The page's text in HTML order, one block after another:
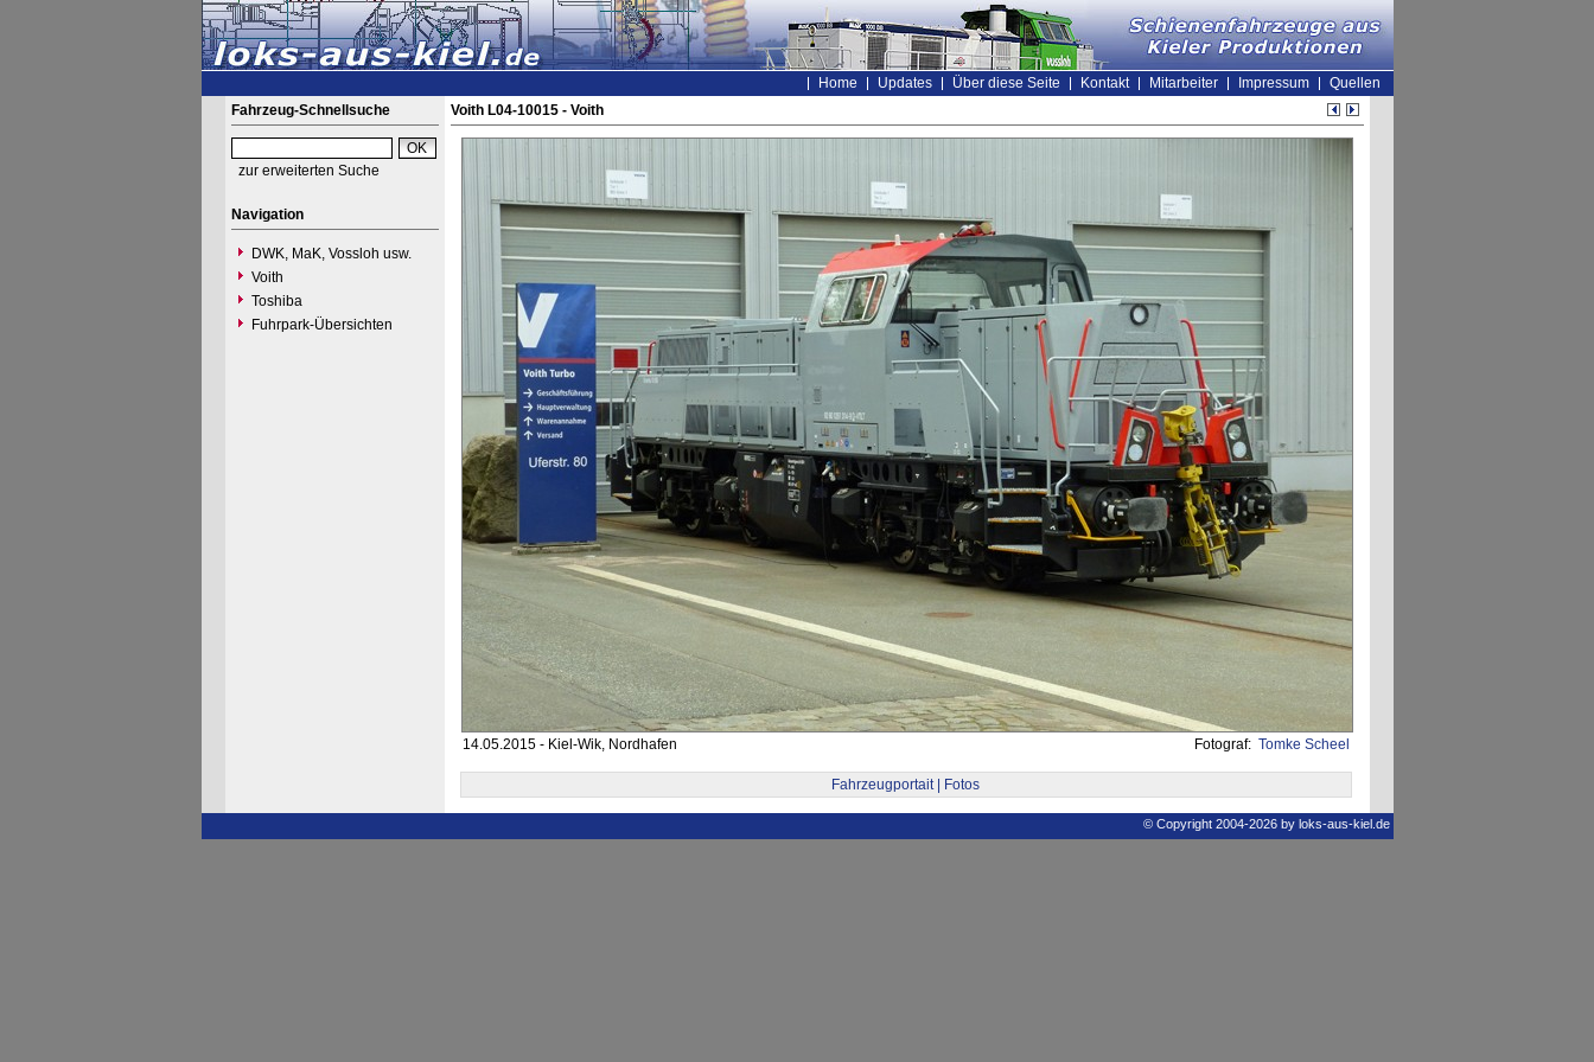
Home Updates Über diese Seite Kontakt Mitarbeiter Impressum
Quellen
Fahrzeug-Schnellsuche
zur erweiterten Suche
Navigation
DWK, MaK, Vossloh usw.
Voith
Toshiba
Fuhrpark-Übersichten
Voith L04-10015 - Voith
14.05.2015 - Kiel-Wik, Nordhafen Fotograf: Tomke Scheel
Fahrzeugportait | Fotos
© Copyright 2004-2026 by loks-aus-kiel.de